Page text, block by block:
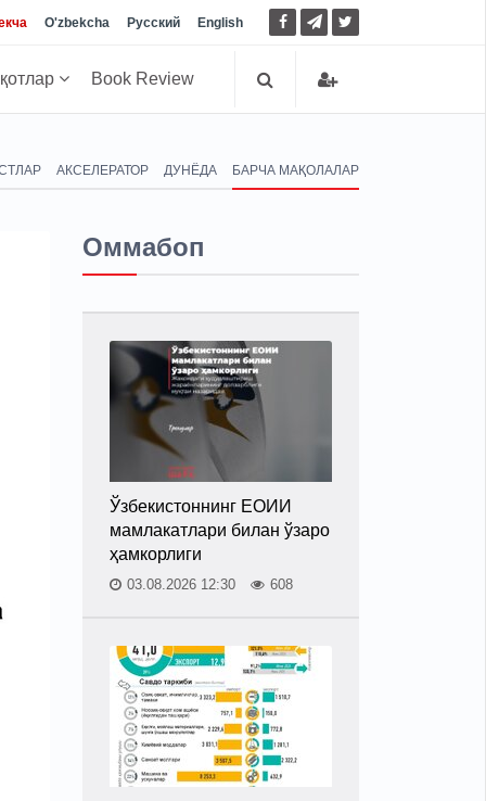
O'zbekcha Русский English
Book Review
АКСЕЛЕРАТОР ДУНЁДА БАРЧА МАҚОЛАЛАР
Оммабоп
Ўзбекистоннинг ЕОИИ
мамлакатлари билан ўзаро
ҳамкорлиги
03.08.2026 12:30 608